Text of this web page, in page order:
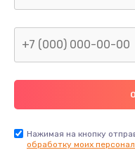
Нажимая на кнопку
обработку моих